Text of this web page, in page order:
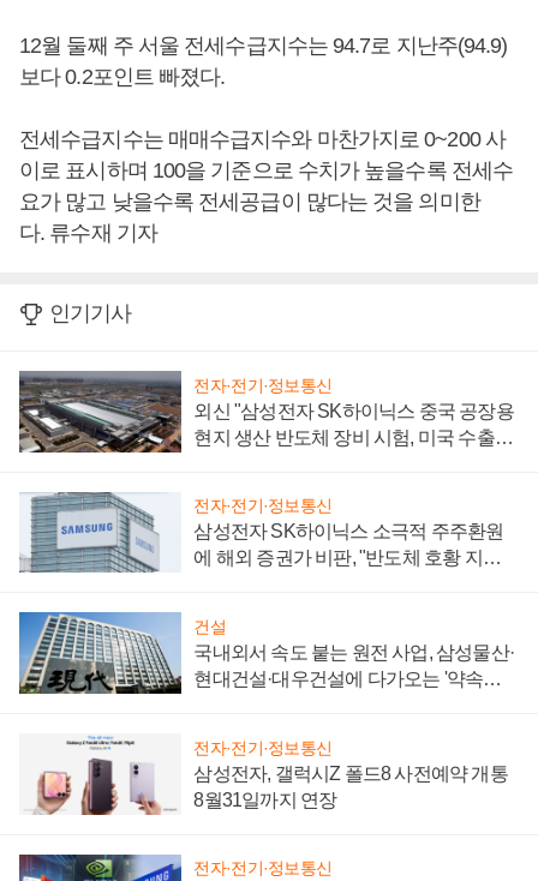
12월 둘째 주 서울 전세수급지수는 94.7로 지난주(94.9)
보다 0.2포인트 빠졌다.
전세수급지수는 매매수급지수와 마찬가지로 0~200 사
이로 표시하며 100을 기준으로 수치가 높을수록 전세수
요가 많고 낮을수록 전세공급이 많다는 것을 의미한
다. 류수재 기자
인기기사
전자·전기·정보통신
외신 "삼성전자 SK하이닉스 중국 공장용
현지 생산 반도체 장비 시험, 미국 수출통
전자·전기·정보통신
삼성전자 SK하이닉스 소극적 주주환원
에 해외 증권가 비판, "반도체 호황 지속
건설
국내외서 속도 붙는 원전 사업, 삼성물산·
현대건설·대우건설에 다가오는 '약속의
전자·전기·정보통신
삼성전자, 갤럭시Z 폴드8 사전예약 개통
8월31일까지 연장
전자·전기·정보통신